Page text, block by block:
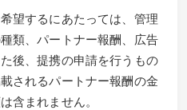
望するにあたっては、管理
類、パートナー報酬、広告
後、提携の申請を行うもの
されるパートナー報酬の金
含まれません。